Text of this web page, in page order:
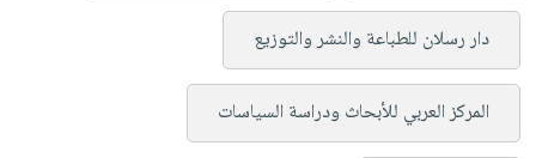
دار رسلان للطباعة والنشر والتوزيع
المركز العربي للأبحاث ودراسة السياسات